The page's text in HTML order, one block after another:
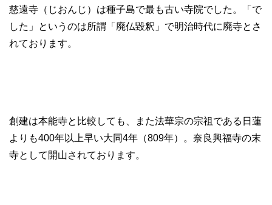
慈遠寺（じおんじ）は種子島で最も古い寺院でした。「で
した」というのは所謂「廃仏毀釈」で明治時代に廃寺とさ
れております。
創建は本能寺と比較しても、また法華宗の宗祖である日蓮
よりも400年以上早い大同4年（809年）。奈良興福寺の末
寺として開山されております。